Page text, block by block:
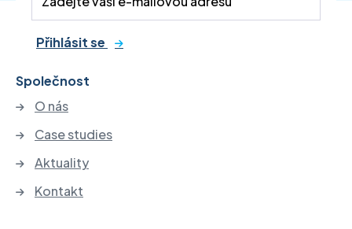
Přihlásit se
Společnost
O nás
Case studies
Aktuality
Kontakt